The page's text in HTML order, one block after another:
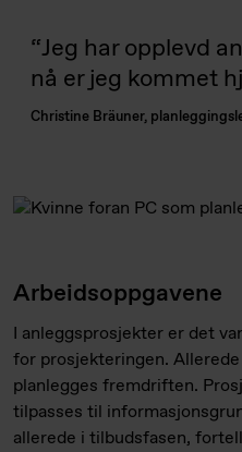
Jeg har opplevd
nå er jeg kommet
Christine Bräuner,
Arbeidsoppgavene
I anleggsprosjekter er det
for prosjekteringen.
planlegges fremdriften.
tilpasses til
allerede i tilbudsfasen,